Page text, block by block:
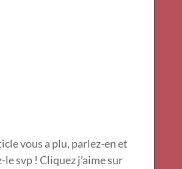
vous a plu, parlez-en et
le svp ! Cliquez j’aime sur